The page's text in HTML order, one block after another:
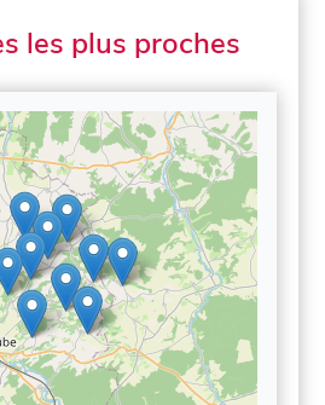
les plus proches